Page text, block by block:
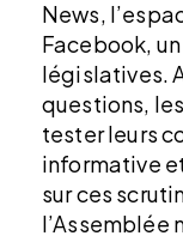
News,
Facebook,
législatives.
questions,
tester leurs
informative
sur ces
l’Assemblée